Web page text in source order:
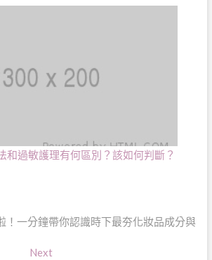
和過敏護理有何區別？該如何判斷？
！一分鐘帶你認識時下最夯化妝品成分與
NextNext